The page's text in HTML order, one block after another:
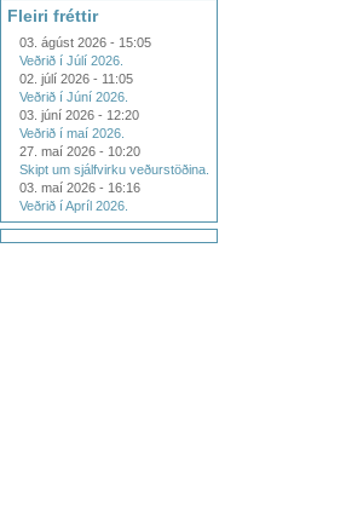
Fleiri fréttir
03. ágúst 2026 - 15:05
Veðrið í Júlí 2026.
02. júlí 2026 - 11:05
Veðrið í Júní 2026.
03. júní 2026 - 12:20
Veðrið í maí 2026.
27. maí 2026 - 10:20
Skipt um sjálfvirku veðurstöðina.
03. maí 2026 - 16:16
Veðrið í Apríl 2026.